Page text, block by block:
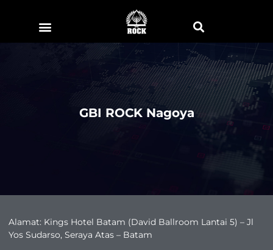
GBI ROCK Nagoya
Alamat: Kings Hotel Batam (David Ballroom Lantai 5) – Jl
Yos Sudarso, Seraya Atas – Batam